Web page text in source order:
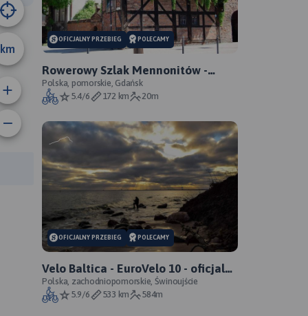
km
OFICJALNY PRZEBIEG POLECAMY
Rowerowy Szlak Mennonitów -
oficjalny przebieg szlaku
Polska, pomorskie, Gdańsk
5.4/6
172 km 20m
OFICJALNY PRZEBIEG POLECAMY
Velo Baltica - EuroVelo 10 - oficjalny
przebieg szlaku
Polska, zachodniopomorskie, Świnoujście
5.9/6
533 km 584m